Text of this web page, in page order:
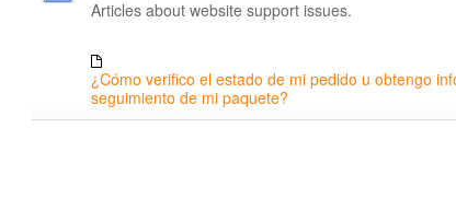
Articles about website support issues.
¿Cómo verifico el estado de mi pedido u obtengo
seguimiento de mi paquete?